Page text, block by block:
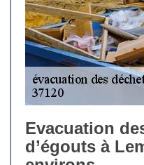
Evacuation
d’égouts à